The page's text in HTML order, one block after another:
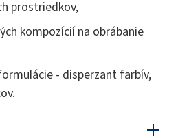
prostriedkov,
kompozícií na obrábanie
- disperzant farbív,